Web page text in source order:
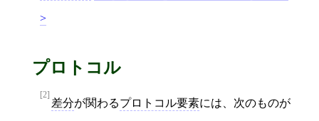
プロトコル
[2]
差分が関わるプロトコル要素には、次のものが